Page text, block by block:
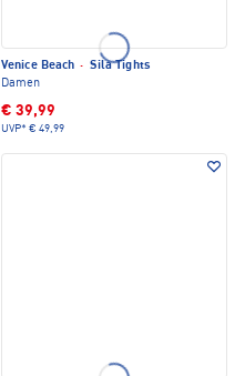
Venice Beach · Sila Tights
Damen
€ 39,99
UVP* € 49,99